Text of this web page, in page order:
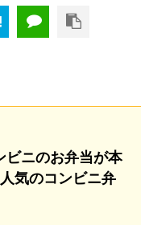
ビニのお弁当が本
気のコンビニ弁